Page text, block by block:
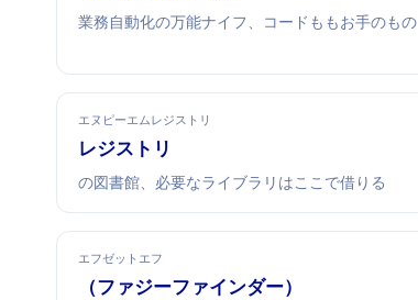
業務自動化の万能ナイフ、コードもAIもお手のもの
エヌピーエムレジストリ
npmレジストリ
JavaScriptの図書館、必要なライブラリはここで借りる
エフゼットエフ
fzf（ファジーファインダー）